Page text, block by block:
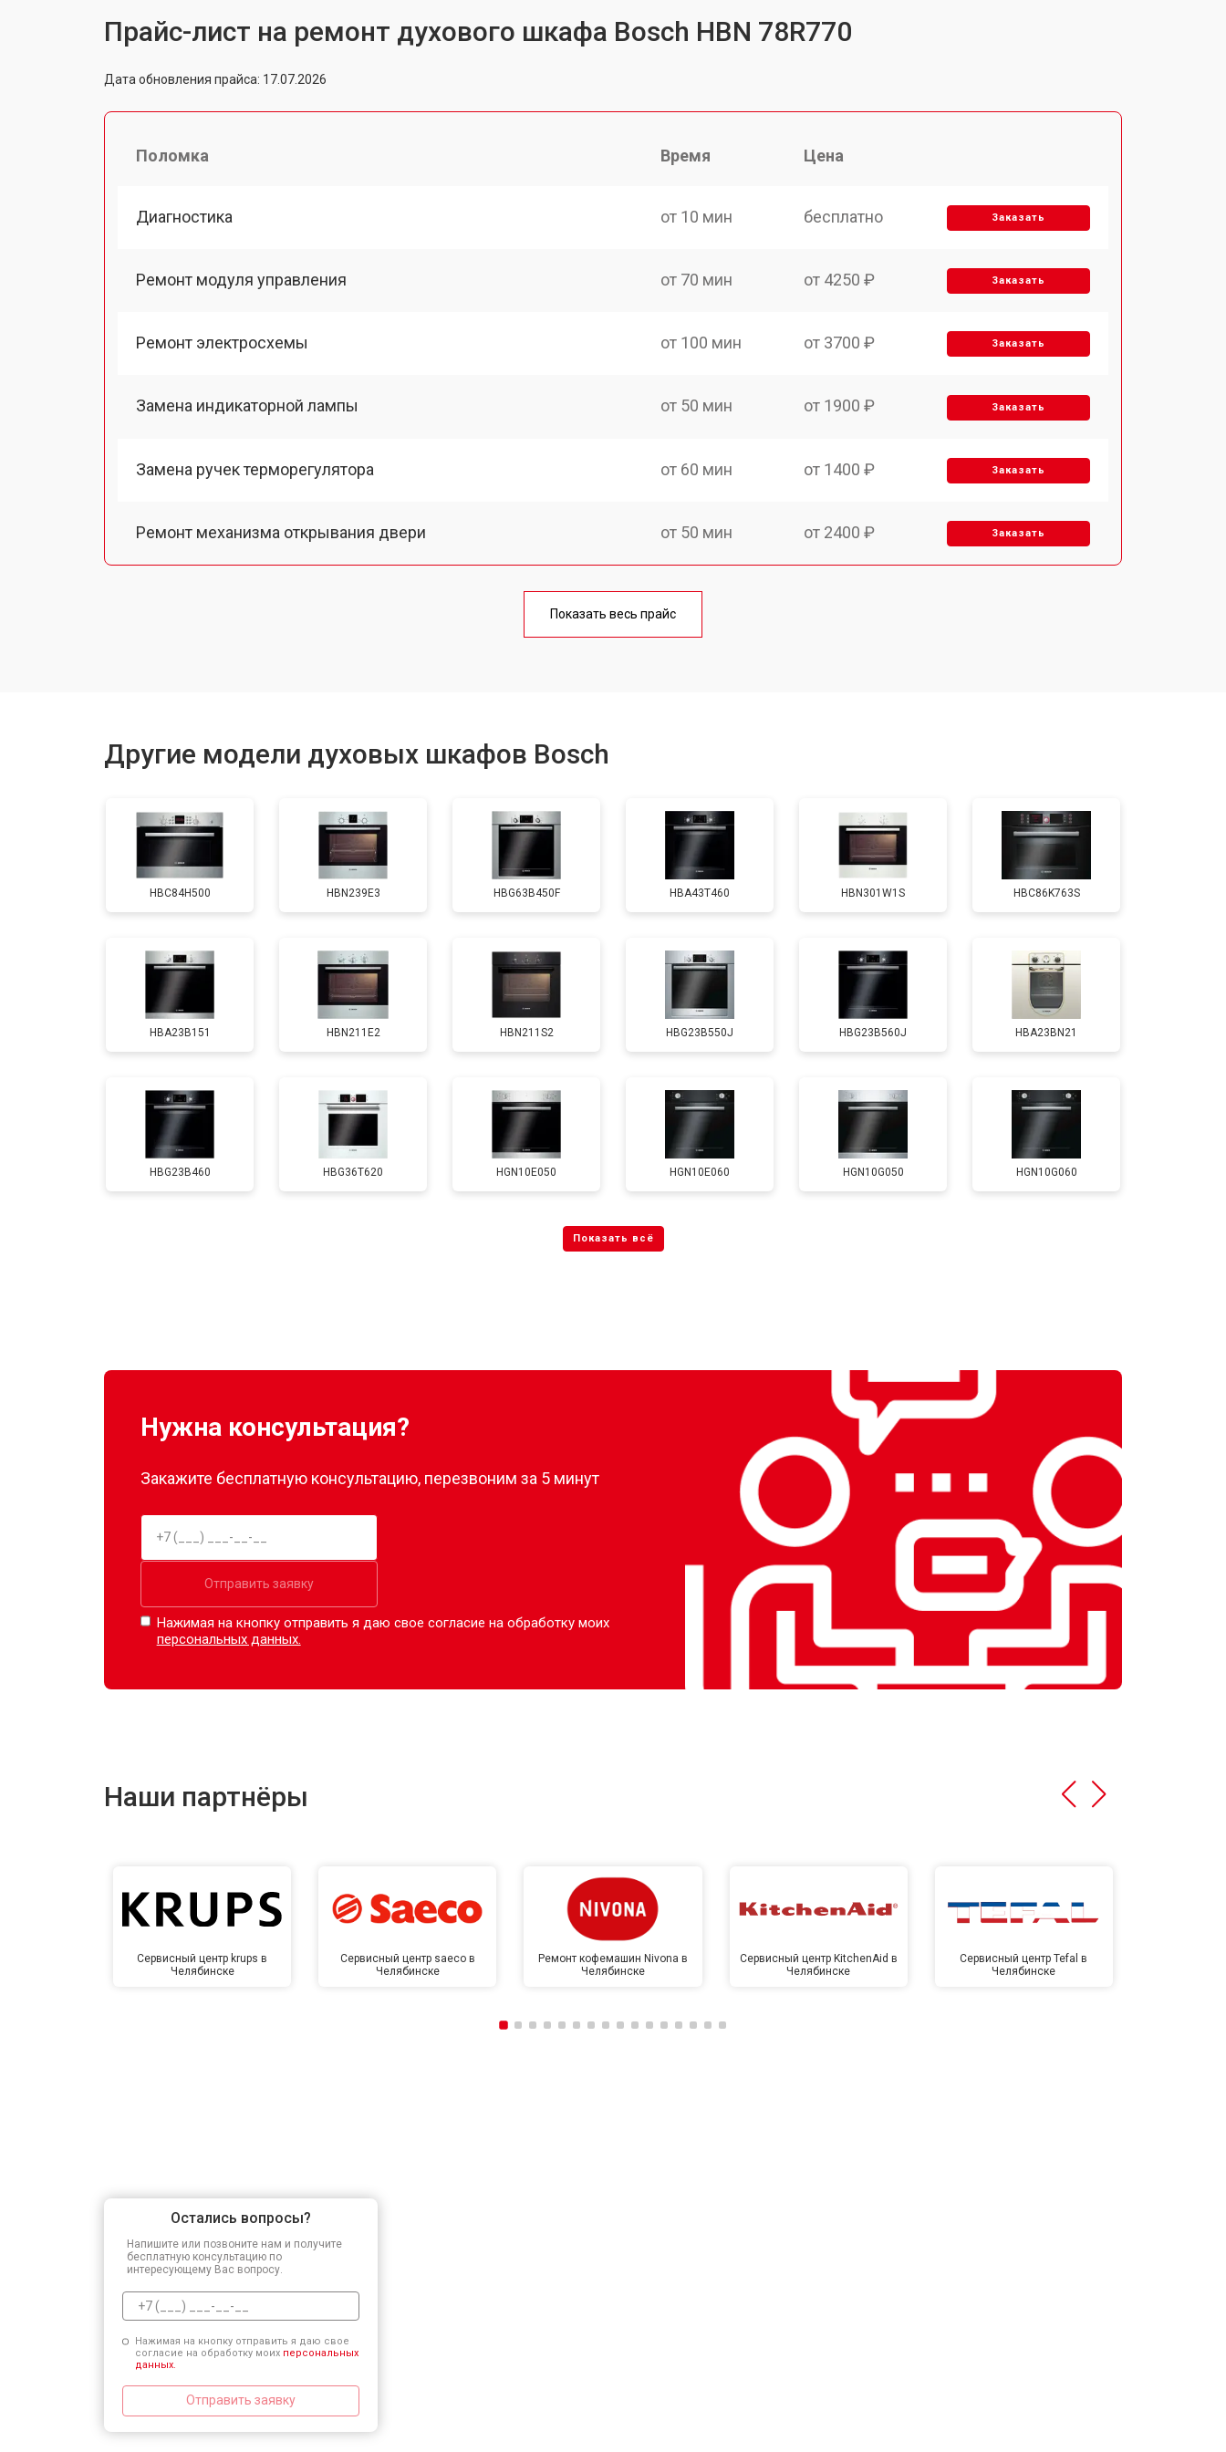
Прайс-лист на ремонт духового шкафа Bosch HBN 78R770
Дата обновления прайса: 17.07.2026
Поломка Время Цена
Диагностика от 10 мин бесплатно Заказать
Ремонт модуля управления от 70 мин от 4250 ₽ Заказать
Ремонт электросхемы от 100 мин от 3700 ₽ Заказать
Замена индикаторной лампы от 50 мин от 1900 ₽ Заказать
Замена ручек терморегулятора от 60 мин от 1400 ₽ Заказать
Ремонт механизма открывания двери от 50 мин от 2400 ₽ Заказать
от 90 мин
Замена панели управления от 120 мин
Показать весь прайс
Другие модели духовых шкафов Bosch
HBC84H500 HBN239E3 HBG63B450F HBA43T460 HBN301W1S HBC86K763S
HBA23B151 HBN211E2 HBN211S2 HBG23B550J HBG23B560J HBA23BN21
HBG23B460 HBG36T620 HGN10E050 HGN10E060 HGN10G050 HGN10G060
Нужна консультация?
Закажите бесплатную консультацию, перезвоним за 5 минут
Отправить заявку
Нажимая на кнопку отправить я даю свое согласие на обработку моих
персональных данных.
Наши партнёры
Сервисный центр krups в
Челябинске
Сервисный центр saeco в
Челябинске
Ремонт кофемашин Nivona в
Челябинске
Сервисный центр KitchenAid в
Челябинске
Сервисный центр Tefal в
Челябинске
Остались вопросы?
Напишите или позвоните нам и получите
бесплатную консультацию по
интересующему Вас вопросу.
Нажимая на кнопку отправить я даю свое
согласие на обработку моих персональных
данных.
Отправить заявку